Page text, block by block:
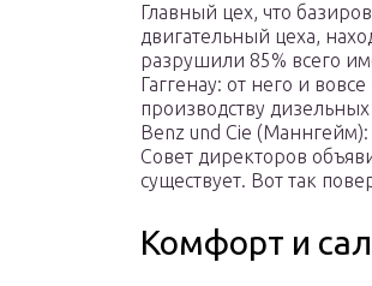
Главный цех, что
двигательный цеха,
разрушили 85% всего
Гаггенау: от него и
производству
Benz und Cie
Совет директоров
существует. Вот так
Комфорт и